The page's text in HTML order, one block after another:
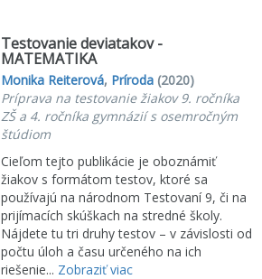
Testovanie deviatakov -
MATEMATIKA
Monika Reiterová, Príroda (2020)
Príprava na testovanie žiakov 9. ročníka
ZŠ a 4. ročníka gymnázií s osemročným
štúdiom
Cieľom tejto publikácie je oboznámiť
žiakov s formátom testov, ktoré sa
používajú na národnom Testovaní 9, či na
prijímacích skúškach na stredné školy.
Nájdete tu tri druhy testov – v závislosti od
počtu úloh a času určeného na ich
riešenie... Zobraziť viac